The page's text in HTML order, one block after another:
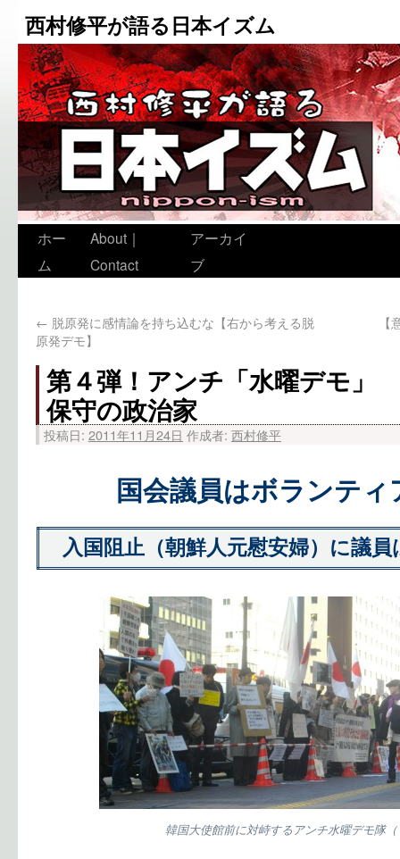
西村修平が語る日本イズム
ホー
ム
About｜
Contact
アーカイ
ブ
← 脱原発に感情論を持ち込むな【右から考える脱
原発デモ】
第４弾！アンチ「水曜デモ
保守の政治家
投稿日: 2011年11月24日 作成者: 西村修平
国会議員はボランテ
入国阻止（朝鮮人元慰安婦）に議
韓国大使館前に対峙するアンチ水曜デモ隊